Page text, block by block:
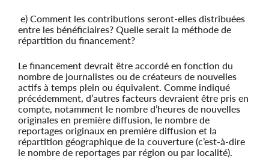
e) Comment les contributions seront-elles distribuées
entre les bénéficiaires? Quelle serait la méthode de
répartition du financement?
Le financement devrait être accordé en fonction du
nombre de journalistes ou de créateurs de nouvelles
actifs à temps plein ou équivalent. Comme indiqué
précédemment, d’autres facteurs devraient être pris en
compte, notamment le nombre d’heures de nouvelles
originales en première diffusion, le nombre de
reportages originaux en première diffusion et la
répartition géographique de la couverture (c’est-à-dire
le nombre de reportages par région ou par localité).